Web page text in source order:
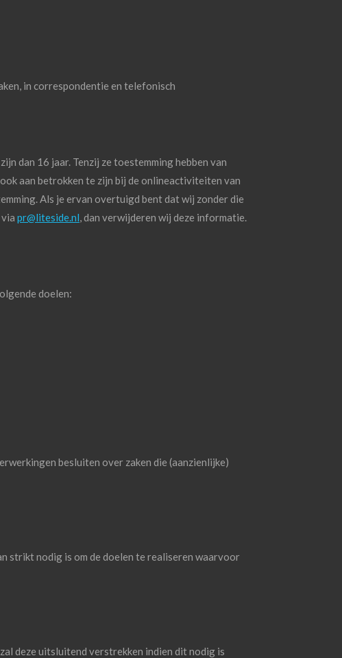
in correspondentie en telefonisch
dan 16 jaar. Tenzij ze toestemming hebben van
aan betrokken te zijn bij de onlineactiviteiten van
Als je ervan overtuigd bent dat wij zonder die
pr@liteside.nl, dan verwijderen wij deze informatie.
doelen:
besluiten over zaken die (aanzienlijke)
strikt nodig is om de doelen te realiseren waarvoor
deze uitsluitend verstrekken indien dit nodig is